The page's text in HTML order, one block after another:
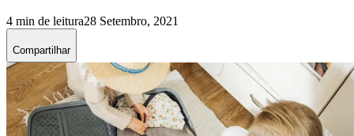
4 min de leitura28 Setembro, 2021
Compartilhar